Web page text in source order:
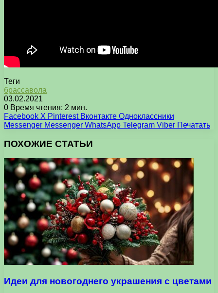
Теги
брассавола
03.02.2021
0 Время чтения: 2 мин.
Facebook X Pinterest Вконтакте Одноклассники
Messenger Messenger WhatsApp Telegram Viber Печатать
ПОХОЖИЕ СТАТЬИ
Идеи для новогоднего украшения с цветами